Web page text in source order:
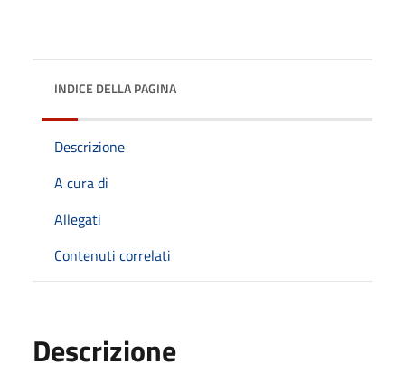
INDICE DELLA PAGINA
Descrizione
A cura di
Allegati
Contenuti correlati
Descrizione